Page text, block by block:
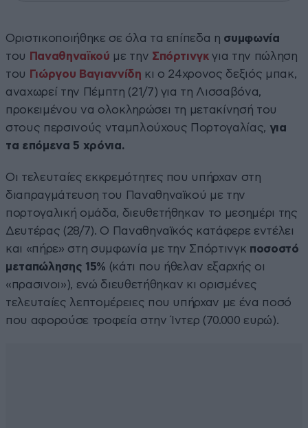
Οριστικοποιήθηκε σε όλα τα επίπεδα η συμφωνία
του Παναθηναϊκού με την Σπόρτινγκγια την πώληση
του Γιώργου Βαγιαννίδη κι ο 24χρονος δεξιός μπακ,
αναχωρεί την Πέμπτη (21/7) για τη Λισσαβόνα,
προκειμένου να ολοκληρώσει τη μετακίνησή του
στους περσινούς νταμπλούχους Πορτογαλίας, για
τα επόμενα 5 χρόνια.
Οι τελευταίες εκκρεμότητες που υπήρχαν στη
διαπραγμάτευση του Παναθηναϊκού με την
πορτογαλική ομάδα, διευθετήθηκαν το μεσημέρι της
Δευτέρας (28/7). Ο Παναθηναϊκός κατάφερε εντέλει
και «πήρε» στη συμφωνία με την Σπόρτινγκ ποσοστό
μεταπώλησης 15% (κάτι που ήθελαν εξαρχής οι
«πρασινοι»), ενώ διευθετήθηκαν κι ορισμένες
τελευταίες λεπτομέρειες που υπήρχαν με ένα ποσό
που αφορούσε τροφεία στην Ίντερ (70.000 ευρώ).